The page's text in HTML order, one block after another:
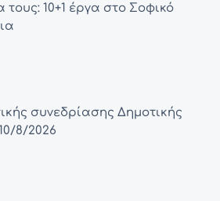
10+1 έργα στο Σοφικό
συνεδρίασης Δημοτικής
8/2026